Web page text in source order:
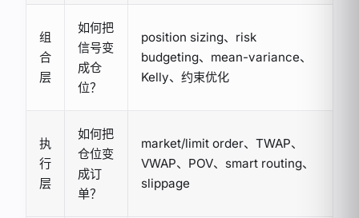
组
合
层
如何把
信号变
成仓
位？
position sizing、risk
budgeting、mean-variance、
Kelly、约束优化
执
行
层
如何把
仓位变
成订
单？
market/limit order、TWAP、
VWAP、POV、smart routing、
slippage